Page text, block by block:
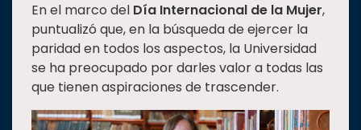
Rectoría
Investigación
Internacionalización
social
En el marco del Día Internacional de la Mujer,
puntualizó que, en la búsqueda de ejercer la
paridad en todos los aspectos, la Universidad
se ha preocupado por darles valor a todas las
que tienen aspiraciones de trascender.